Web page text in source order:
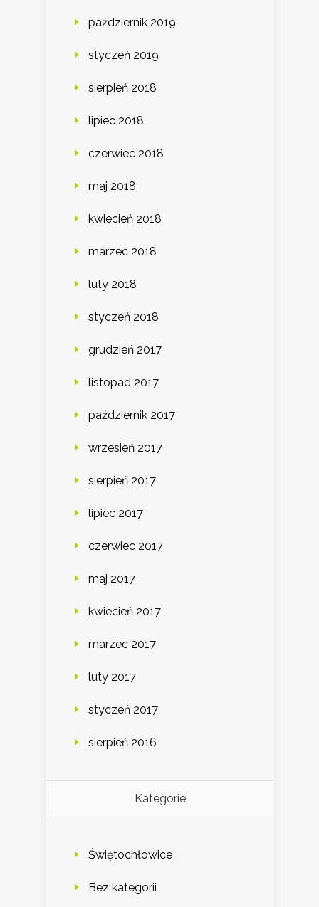
październik 2019
styczeń 2019
sierpień 2018
lipiec 2018
czerwiec 2018
maj 2018
kwiecień 2018
marzec 2018
luty 2018
styczeń 2018
grudzień 2017
listopad 2017
październik 2017
wrzesień 2017
sierpień 2017
lipiec 2017
czerwiec 2017
maj 2017
kwiecień 2017
marzec 2017
luty 2017
styczeń 2017
sierpień 2016
Kategorie
Świętochłowice
Bez kategorii